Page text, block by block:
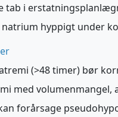
tab i
natrium hyppigt under
(>48 timer) bør
med
forårsage